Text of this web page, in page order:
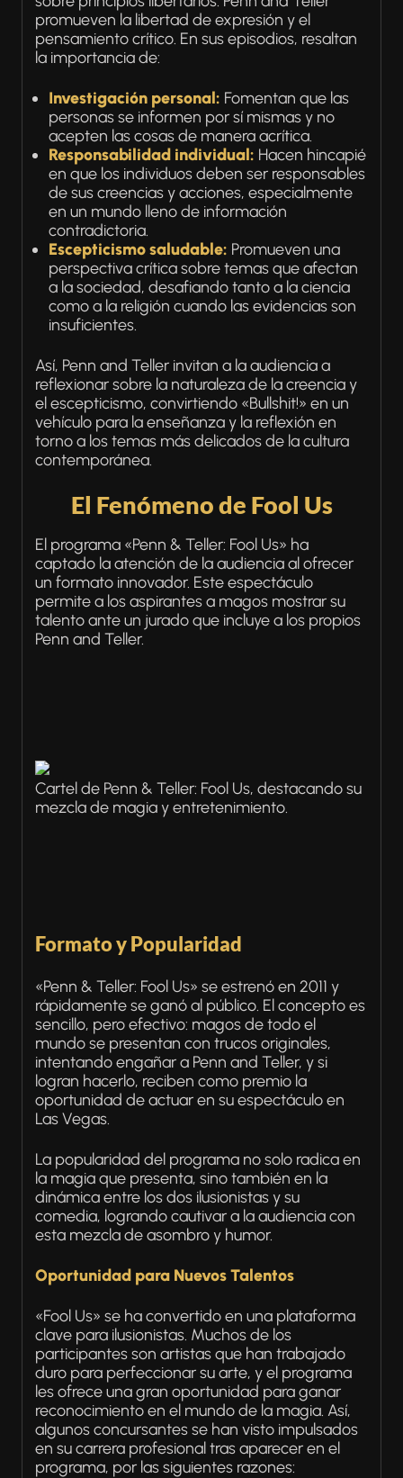
promueven la libertad de expresión y el
pensamiento crítico. En sus episodios, resaltan
la importancia de:
Investigación personal: Fomentan que las
personas se informen por sí mismas y no
acepten las cosas de manera acrítica.
Responsabilidad individual: Hacen hincapié
en que los individuos deben ser responsables
de sus creencias y acciones, especialmente
en un mundo lleno de información
contradictoria.
Escepticismo saludable: Promueven una
perspectiva crítica sobre temas que afectan
a la sociedad, desafiando tanto a la ciencia
como a la religión cuando las evidencias son
insuficientes.
Así, Penn and Teller invitan a la audiencia a
reflexionar sobre la naturaleza de la creencia y
el escepticismo, convirtiendo «Bullshit!» en un
vehículo para la enseñanza y la reflexión en
torno a los temas más delicados de la cultura
contemporánea.
El Fenómeno de Fool Us
El programa «Penn & Teller: Fool Us» ha
captado la atención de la audiencia al ofrecer
un formato innovador. Este espectáculo
permite a los aspirantes a magos mostrar su
talento ante un jurado que incluye a los propios
Penn and Teller.
Cartel de Penn & Teller: Fool Us, destacando su
mezcla de magia y entretenimiento.
Formato y Popularidad
«Penn & Teller: Fool Us» se estrenó en 2011 y
rápidamente se ganó al público. El concepto es
sencillo, pero efectivo: magos de todo el
mundo se presentan con trucos originales,
intentando engañar a Penn and Teller, y si
logran hacerlo, reciben como premio la
oportunidad de actuar en su espectáculo en
Las Vegas.
La popularidad del programa no solo radica en
la magia que presenta, sino también en la
dinámica entre los dos ilusionistas y su
comedia, logrando cautivar a la audiencia con
esta mezcla de asombro y humor.
Oportunidad para Nuevos Talentos
«Fool Us» se ha convertido en una plataforma
clave para ilusionistas. Muchos de los
participantes son artistas que han trabajado
duro para perfeccionar su arte, y el programa
les ofrece una gran oportunidad para ganar
reconocimiento en el mundo de la magia. Así,
algunos concursantes se han visto impulsados
en su carrera profesional tras aparecer en el
programa, por las siguientes razones: